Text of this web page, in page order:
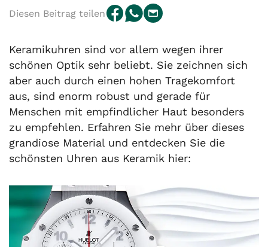
Diesen Beitrag teilen
Keramikuhren sind vor allem wegen ihrer
schönen Optik sehr beliebt. Sie zeichnen sich
aber auch durch einen hohen Tragekomfort
aus, sind enorm robust und gerade für
Menschen mit empfindlicher Haut besonders
zu empfehlen. Erfahren Sie mehr über dieses
grandiose Material und entdecken Sie die
schönsten Uhren aus Keramik hier: